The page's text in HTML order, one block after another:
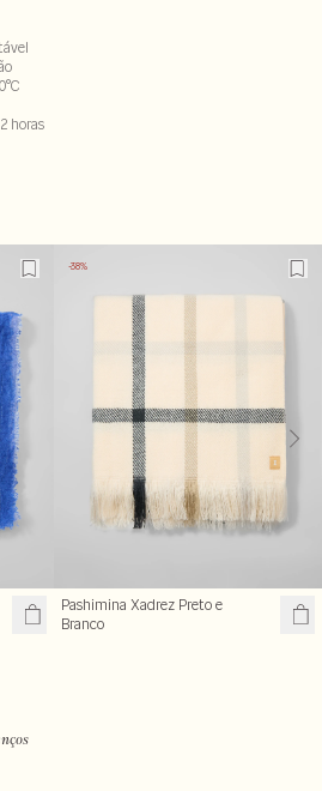
horas
-38%
Pashimina Xadrez Preto e
Branco